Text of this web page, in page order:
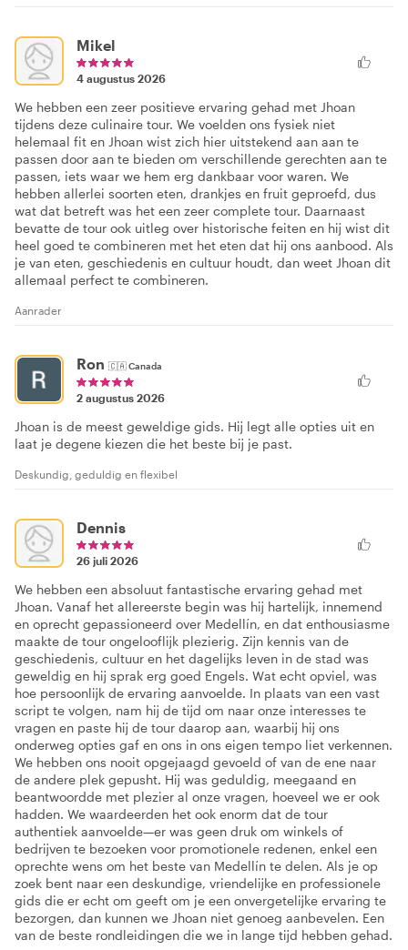
Mikel
4 augustus 2026
We hebben een zeer positieve ervaring gehad met Jhoan
tijdens deze culinaire tour. We voelden ons fysiek niet
helemaal fit en Jhoan wist zich hier uitstekend aan aan te
passen door aan te bieden om verschillende gerechten aan te
passen, iets waar we hem erg dankbaar voor waren. We
hebben allerlei soorten eten, drankjes en fruit geproefd, dus
wat dat betreft was het een zeer complete tour. Daarnaast
bevatte de tour ook uitleg over historische feiten en hij wist dit
heel goed te combineren met het eten dat hij ons aanbood. Als
je van eten, geschiedenis en cultuur houdt, dan weet Jhoan dit
allemaal perfect te combineren.
Aanrader
Ron 🇨🇦Canada
2 augustus 2026
Jhoan is de meest geweldige gids. Hij legt alle opties uit en
laat je degene kiezen die het beste bij je past.
Deskundig, geduldig en flexibel
Dennis
26 juli 2026
We hebben een absoluut fantastische ervaring gehad met
Jhoan. Vanaf het allereerste begin was hij hartelijk, innemend
en oprecht gepassioneerd over Medellín, en dat enthousiasme
maakte de tour ongelooflijk plezierig. Zijn kennis van de
geschiedenis, cultuur en het dagelijks leven in de stad was
geweldig en hij sprak erg goed Engels. Wat echt opviel, was
hoe persoonlijk de ervaring aanvoelde. In plaats van een vast
script te volgen, nam hij de tijd om naar onze interesses te
vragen en paste hij de tour daarop aan, waarbij hij ons
onderweg opties gaf en ons in ons eigen tempo liet verkennen.
We hebben ons nooit opgejaagd gevoeld of van de ene naar
de andere plek gepusht. Hij was geduldig, meegaand en
beantwoordde met plezier al onze vragen, hoeveel we er ook
hadden. We waardeerden het ook enorm dat de tour
authentiek aanvoelde—er was geen druk om winkels of
bedrijven te bezoeken voor promotionele redenen, enkel een
oprechte wens om het beste van Medellín te delen. Als je op
zoek bent naar een deskundige, vriendelijke en professionele
gids die er echt om geeft om je een onvergetelijke ervaring te
bezorgen, dan kunnen we Jhoan niet genoeg aanbevelen. Een
van de beste rondleidingen die we in lange tijd hebben gehad.